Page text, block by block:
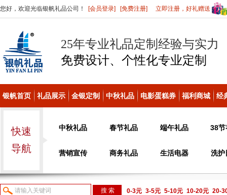
您好，欢迎光临银帆礼品公司！ [会员登录] [免费注册] 立即注册，好礼赠送
25年专业礼品定制经验与实力
免费设计、个性化专业定制
银帆首页 礼品展示 金银定制 中秋礼品 电影蛋糕券 福利商城 经
快速
导航
中秋礼品 春节礼品 端午礼品 38节
营销宣传 商务礼品 生活电器 洗护
0-3元 3-5元 5-10元 10-20元 20-